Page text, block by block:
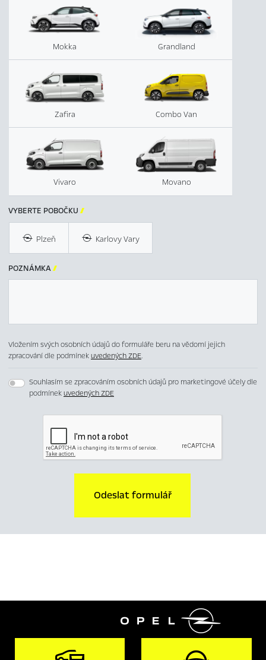
Mokka Grandland
Zafira Combo Van
Vivaro Movano
VYBERTE POBOČKU 
Plzeň Karlovy Vary
POZNÁMKA
Vložením svých osobních údajů do formuláře beru na vědomí jejich
zpracování dle podmínekuvedených ZDE.
Souhlasím se zpracováním osobních údajů pro marketingové účely dle
podmínekuvedených ZDE
Odeslat formulář
